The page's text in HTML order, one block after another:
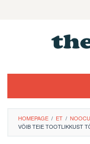
HOMEPAGE / ET /
VÕIB TEIE TOOTLIKKUST